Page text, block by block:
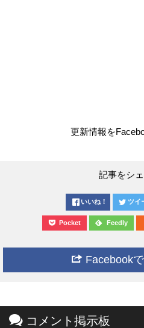
更新情報を
記事をシ
いいね！ ツイ
Pocket Feedly
Facebook
コメント掲示板